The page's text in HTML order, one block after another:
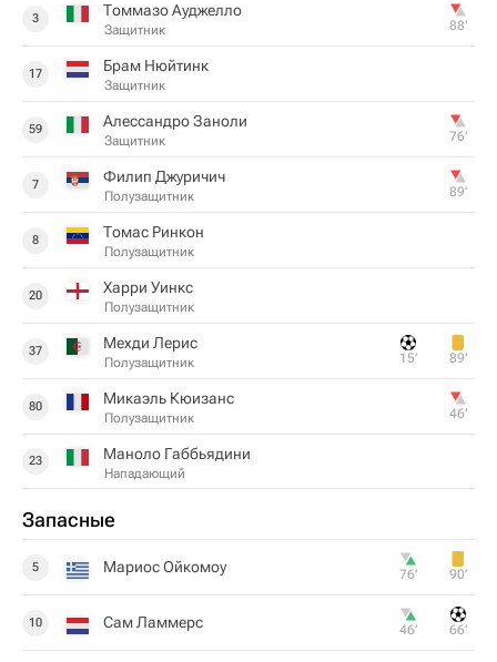
3 Томмазо Ауджелло
Защитник 88‎’‎
17 Брам Нюйтинк
Защитник
59 Алессандро Заноли
Защитник 76‎’‎
7 Филип Джуричич
Полузащитник 89‎’‎
8 Томас Ринкон
Полузащитник
20 Харри Уинкс
Полузащитник
37 Мехди Лерис
Полузащитник 15‎’‎ 89‎’‎
80 Микаэль Кюизанс
Полузащитник 46‎’‎
23 Маноло Габбьядини
Нападающий
Запасные
5 Мариос Ойкомоу 76‎’‎ 90‎’‎
10 Сам Ламмерс 46‎’‎ 66‎’‎